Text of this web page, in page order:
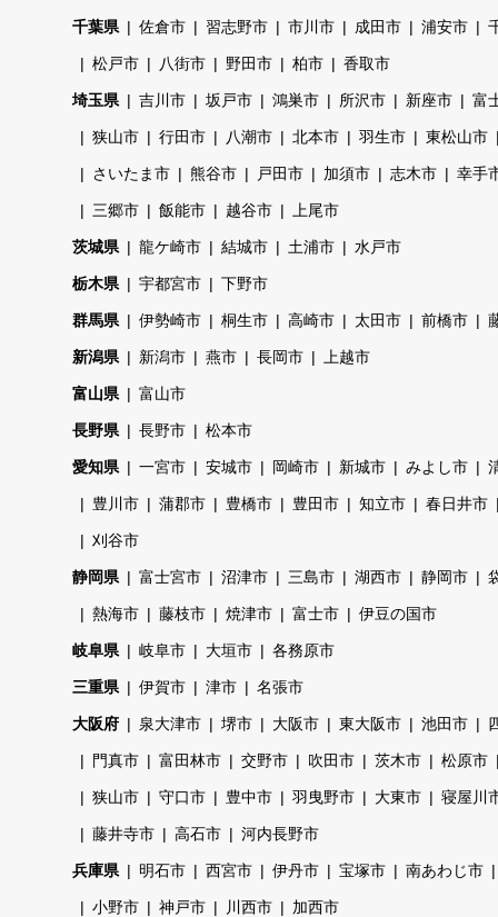
千葉県 佐倉市 習志野市 市川市 成田市 浦安市
松戸市 八街市 野田市 柏市 香取市
埼玉県 吉川市 坂戸市 鴻巣市 所沢市 新座市 富
狭山市 行田市 八潮市 北本市 羽生市 東松山市
さいたま市 熊谷市 戸田市 加須市 志木市 幸手
三郷市 飯能市 越谷市 上尾市
茨城県 龍ケ崎市 結城市 土浦市 水戸市
栃木県 宇都宮市 下野市
群馬県 伊勢崎市 桐生市 高崎市 太田市 前橋市
新潟県 新潟市 燕市 長岡市 上越市
富山県 富山市
長野県 長野市 松本市
愛知県 一宮市 安城市 岡崎市 新城市 みよし市
豊川市 蒲郡市 豊橋市 豊田市 知立市 春日井市
刈谷市
静岡県 富士宮市 沼津市 三島市 湖西市 静岡市
熱海市 藤枝市 焼津市 富士市 伊豆の国市
岐阜県 岐阜市 大垣市 各務原市
三重県 伊賀市 津市 名張市
大阪府 泉大津市 堺市 大阪市 東大阪市 池田市
門真市 富田林市 交野市 吹田市 茨木市 松原市
狭山市 守口市 豊中市 羽曳野市 大東市 寝屋川
藤井寺市 高石市 河内長野市
兵庫県 明石市 西宮市 伊丹市 宝塚市 南あわじ市
小野市 神戸市 川西市 加西市